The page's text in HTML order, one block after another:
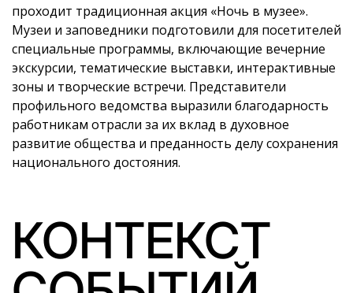
проходит традиционная акция «Ночь в музее».
Музеи и заповедники подготовили для посетителей
специальные программы, включающие вечерние
экскурсии, тематические выставки, интерактивные
зоны и творческие встречи. Представители
профильного ведомства выразили благодарность
работникам отрасли за их вклад в духовное
развитие общества и преданность делу сохранения
национального достояния.
КОНТЕКСТ